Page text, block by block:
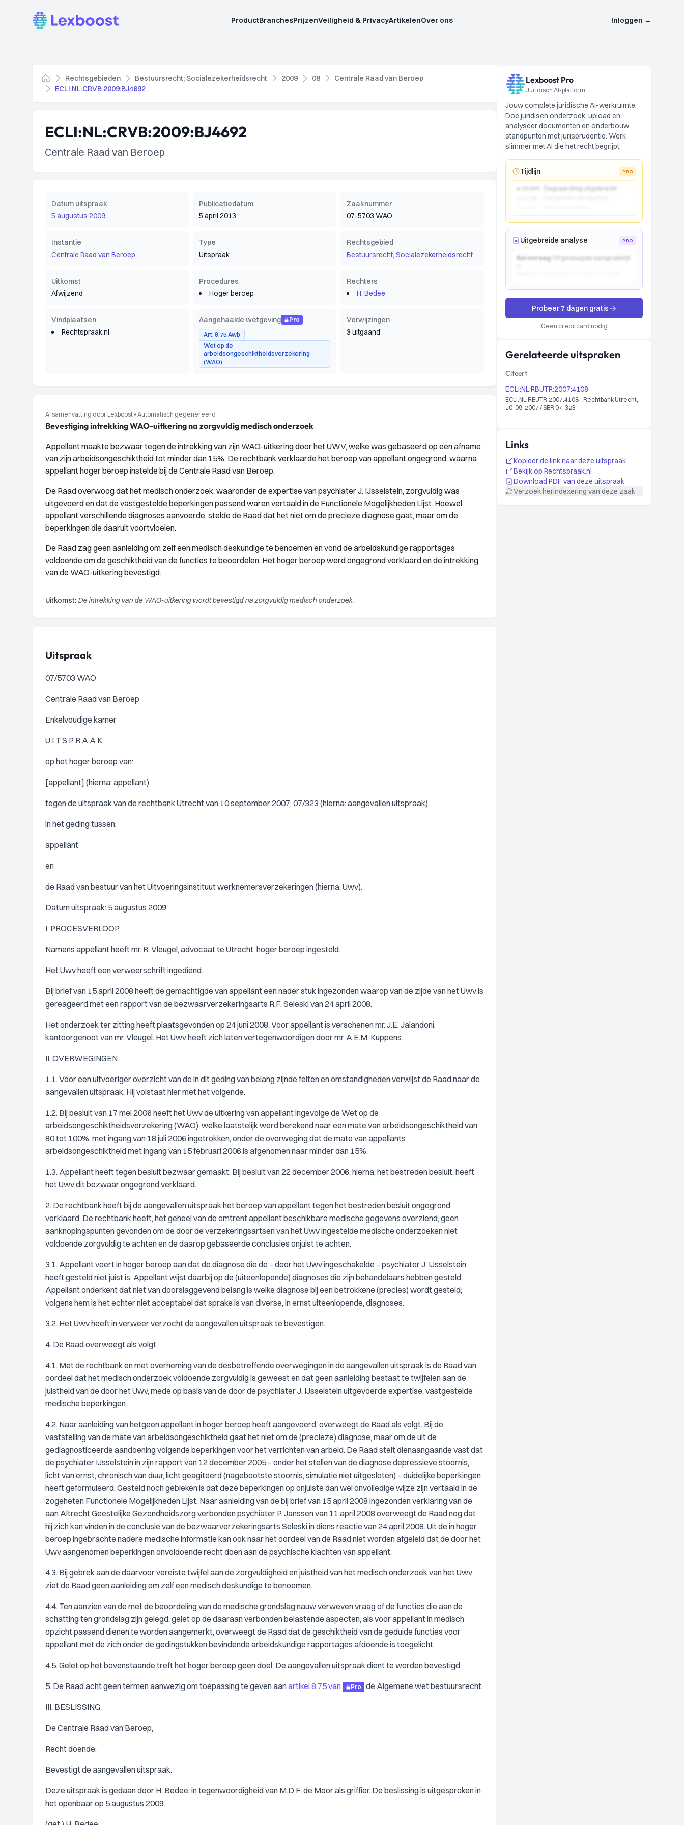
Lexboost ProductBranchesPrijzenVeiligheid & PrivacyArtikelenOver ons Inloggen →
Home
Rechtsgebieden Bestuursrecht; Socialezekerheidsrecht 2009 08
Centrale Raad van Beroep
ECLI:NL:CRVB:2009:BJ4692
ECLI:NL:CRVB:2009:BJ4692
Centrale Raad van Beroep
Datum uitspraak
5 augustus 2009
Publicatiedatum
5 april 2013
Zaaknummer
07-5703 WAO
Instantie
Centrale Raad van Beroep
Type
Uitspraak
Rechtsgebied
Bestuursrecht; Socialezekerheidsrecht
Uitkomst
Afwijzend
Procedures
Hoger beroep
Rechters
H. Bedee
Vindplaatsen
Rechtspraak.nl
Aangehaalde wetgeving
Pro
Art. 8:75 Awb
Wet op de
arbeidsongeschiktheidsverzekering
(WAO)
Verwijzingen
3 uitgaand
AI samenvatting door Lexboost • Automatisch gegenereerd
Bevestiging intrekking WAO-uitkering na zorgvuldig medisch onderzoek
Appellant maakte bezwaar tegen de intrekking van zijn WAO-uitkering door het UWV, welke was gebaseerd op een afname
van zijn arbeidsongeschiktheid tot minder dan 15%. De rechtbank verklaarde het beroep van appellant ongegrond, waarna
appellant hoger beroep instelde bij de Centrale Raad van Beroep.
De Raad overwoog dat het medisch onderzoek, waaronder de expertise van psychiater J. IJsselstein, zorgvuldig was
uitgevoerd en dat de vastgestelde beperkingen passend waren vertaald in de Functionele Mogelijkheden Lijst. Hoewel
appellant verschillende diagnoses aanvoerde, stelde de Raad dat het niet om de precieze diagnose gaat, maar om de
beperkingen die daaruit voortvloeien.
De Raad zag geen aanleiding om zelf een medisch deskundige te benoemen en vond de arbeidskundige rapportages
voldoende om de geschiktheid van de functies te beoordelen. Het hoger beroep werd ongegrond verklaard en de intrekking
van de WAO-uitkering bevestigd.
Uitkomst: De intrekking van de WAO-uitkering wordt bevestigd na zorgvuldig medisch onderzoek.
Uitspraak
07/5703 WAO
Centrale Raad van Beroep
Enkelvoudige kamer
U I T S P R A A K
op het hoger beroep van:
[appellant] (hierna: appellant),
tegen de uitspraak van de rechtbank Utrecht van 10 september 2007, 07/323 (hierna: aangevallen uitspraak),
in het geding tussen:
appellant
en
de Raad van bestuur van het Uitvoeringsinstituut werknemersverzekeringen (hierna: Uwv).
Datum uitspraak: 5 augustus 2009
I. PROCESVERLOOP
Namens appellant heeft mr. R. Vleugel, advocaat te Utrecht, hoger beroep ingesteld.
Het Uwv heeft een verweerschrift ingediend.
Bij brief van 15 april 2008 heeft de gemachtigde van appellant een nader stuk ingezonden waarop van de zijde van het Uwv is
gereageerd met een rapport van de bezwaarverzekeringsarts R.F. Seleski van 24 april 2008.
Het onderzoek ter zitting heeft plaatsgevonden op 24 juni 2008. Voor appellant is verschenen mr. J.E. Jalandoni,
kantoorgenoot van mr. Vleugel. Het Uwv heeft zich laten vertegenwoordigen door mr. A.E.M. Kuppens.
II. OVERWEGINGEN
1.1. Voor een uitvoeriger overzicht van de in dit geding van belang zijnde feiten en omstandigheden verwijst de Raad naar de
aangevallen uitspraak. Hij volstaat hier met het volgende.
1.2. Bij besluit van 17 mei 2006 heeft het Uwv de uitkering van appellant ingevolge de Wet op de
arbeidsongeschiktheidsverzekering (WAO), welke laatstelijk werd berekend naar een mate van arbeidsongeschiktheid van
80 tot 100%, met ingang van 18 juli 2006 ingetrokken, onder de overweging dat de mate van appellants
arbeidsongeschiktheid met ingang van 15 februari 2006 is afgenomen naar minder dan 15%.
1.3. Appellant heeft tegen besluit bezwaar gemaakt. Bij besluit van 22 december 2006, hierna: het bestreden besluit, heeft
het Uwv dit bezwaar ongegrond verklaard.
2. De rechtbank heeft bij de aangevallen uitspraak het beroep van appellant tegen het bestreden besluit ongegrond
verklaard. De rechtbank heeft, het geheel van de omtrent appellant beschikbare medische gegevens overziend, geen
aanknopingspunten gevonden om de door de verzekeringsartsen van het Uwv ingestelde medische onderzoeken niet
voldoende zorgvuldig te achten en de daarop gebaseerde conclusies onjuist te achten.
3.1. Appellant voert in hoger beroep aan dat de diagnose die de – door het Uwv ingeschakelde – psychiater J. IJsselstein
heeft gesteld niet juist is. Appellant wijst daarbij op de (uiteenlopende) diagnoses die zijn behandelaars hebben gesteld.
Appellant onderkent dat niet van doorslaggevend belang is welke diagnose bij een betrokkene (precies) wordt gesteld;
volgens hem is het echter niet acceptabel dat sprake is van diverse, in ernst uiteenlopende, diagnoses.
3.2. Het Uwv heeft in verweer verzocht de aangevallen uitspraak te bevestigen.
4. De Raad overweegt als volgt.
4.1. Met de rechtbank en met overneming van de desbetreffende overwegingen in de aangevallen uitspraak is de Raad van
oordeel dat het medisch onderzoek voldoende zorgvuldig is geweest en dat geen aanleiding bestaat te twijfelen aan de
juistheid van de door het Uwv, mede op basis van de door de psychiater J. IJsselstein uitgevoerde expertise, vastgestelde
medische beperkingen.
4.2. Naar aanleiding van hetgeen appellant in hoger beroep heeft aangevoerd, overweegt de Raad als volgt. Bij de
vaststelling van de mate van arbeidsongeschiktheid gaat het niet om de (precieze) diagnose, maar om de uit de
gediagnosticeerde aandoening volgende beperkingen voor het verrichten van arbeid. De Raad stelt dienaangaande vast dat
de psychiater IJsselstein in zijn rapport van 12 december 2005 – onder het stellen van de diagnose depressieve stoornis,
licht van ernst, chronisch van duur, licht geagiteerd (nagebootste stoornis, simulatie niet uitgesloten) – duidelijke beperkingen
heeft geformuleerd. Gesteld noch gebleken is dat deze beperkingen op onjuiste dan wel onvolledige wijze zijn vertaald in de
zogeheten Functionele Mogelijkheden Lijst. Naar aanleiding van de bij brief van 15 april 2008 ingezonden verklaring van de
aan Altrecht Geestelijke Gezondheidszorg verbonden psychiater P. Janssen van 11 april 2008 overweegt de Raad nog dat
hij zich kan vinden in de conclusie van de bezwaarverzekeringsarts Seleski in diens reactie van 24 april 2008. Uit de in hoger
beroep ingebrachte nadere medische informatie kan ook naar het oordeel van de Raad niet worden afgeleid dat de door het
Uwv aangenomen beperkingen onvoldoende recht doen aan de psychische klachten van appellant.
4.3. Bij gebrek aan de daarvoor vereiste twijfel aan de zorgvuldigheid en juistheid van het medisch onderzoek van het Uwv
ziet de Raad geen aanleiding om zelf een medisch deskundige te benoemen.
4.4. Ten aanzien van de met de beoordeling van de medische grondslag nauw verweven vraag of de functies die aan de
schatting ten grondslag zijn gelegd, gelet op de daaraan verbonden belastende aspecten, als voor appellant in medisch
opzicht passend dienen te worden aangemerkt, overweegt de Raad dat de geschiktheid van de geduide functies voor
appellant met de zich onder de gedingstukken bevindende arbeidskundige rapportages afdoende is toegelicht.
4.5. Gelet op het bovenstaande treft het hoger beroep geen doel. De aangevallen uitspraak dient te worden bevestigd.
5. De Raad acht geen termen aanwezig om toepassing te geven aanartikel 8:75 van Pro de Algemene wet bestuursrecht.
III. BESLISSING
De Centrale Raad van Beroep,
Recht doende:
Bevestigt de aangevallen uitspraak.
Deze uitspraak is gedaan door H. Bedee, in tegenwoordigheid van M.D.F. de Moor als griffier. De beslissing is uitgesproken in
het openbaar op 5 augustus 2009.
Lexboost Pro
Juridisch AI-platform
Jouw complete juridische AI-werkruimte.
Doe juridisch onderzoek, upload en
analyseer documenten en onderbouw
standpunten met jurisprudentie. Werk
slimmer met AI die het recht begrijpt.
Tijdlijn PRO
● 15 mrt - Dagvaarding uitgebracht
Uitgebreide analyse PRO
Kernvraag:
Of gedaagde aansprakelijk
Probeer 7 dagen gratis
Geen creditcard nodig
Gerelateerde uitspraken
Citeert
ECLI:NL:RBUTR:2007:4108
ECLI:NL:RBUTR:2007:4108 - Rechtbank Utrecht,
10-09-2007 / SBR 07-323
Links
Kopieer de link naar deze uitspraak
Bekijk op Rechtspraak.nl
Download PDF van deze uitspraak
Verzoek herindexering van deze zaak